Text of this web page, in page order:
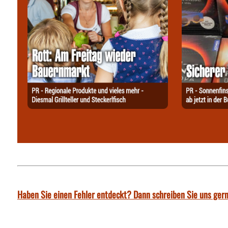
Haben Sie einen Fehler entdeckt? Dann schreiben Sie uns